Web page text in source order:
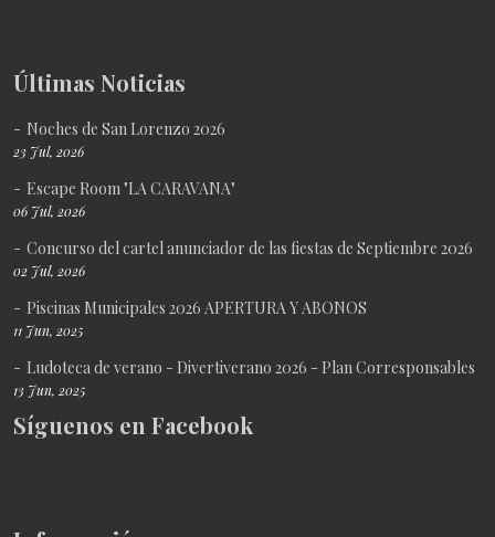
Últimas Noticias
Noches de San Lorenzo 2026
23 Jul, 2026
Escape Room "LA CARAVANA"
06 Jul, 2026
Concurso del cartel anunciador de las fiestas de Septiembre 2026
02 Jul, 2026
Piscinas Municipales 2026 APERTURA Y ABONOS
11 Jun, 2025
Ludoteca de verano - Divertiverano 2026 - Plan Corresponsables
13 Jun, 2025
Síguenos en Facebook